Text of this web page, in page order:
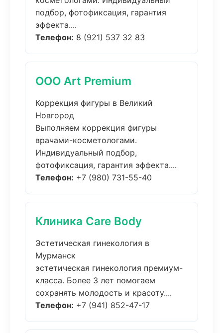
подбор, фотофиксация, гарантия
эффекта....
Телефон: 8 (921) 537 32 83
ООО Art Premium
Коррекция фигуры в Великий
Новгород
Выполняем коррекция фигуры
врачами-косметологами.
Индивидуальный подбор,
фотофиксация, гарантия эффекта....
Телефон: +7 (980) 731-55-40
Клиника Care Body
Эстетическая гинекология в
Мурманск
эстетическая гинекология премиум-
класса. Более 3 лет помогаем
сохранять молодость и красоту....
Телефон: +7 (941) 852-47-17